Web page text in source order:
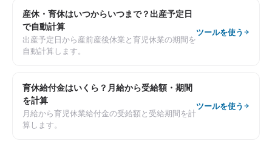
産休・育休はいつからいつまで？出産予定日
で自動計算
出産予定日から産前産後休業と育児休業の期間を
自動計算します。
ツールを使う
育休給付金はいくら？月給から受給額・期間
を計算
月給から育児休業給付金の受給額と受給期間を計
算します。
ツールを使う